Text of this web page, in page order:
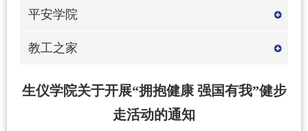
平安学院
教工之家
生仪学院关于开展“拥抱健康 强国有我”健步
走活动的通知